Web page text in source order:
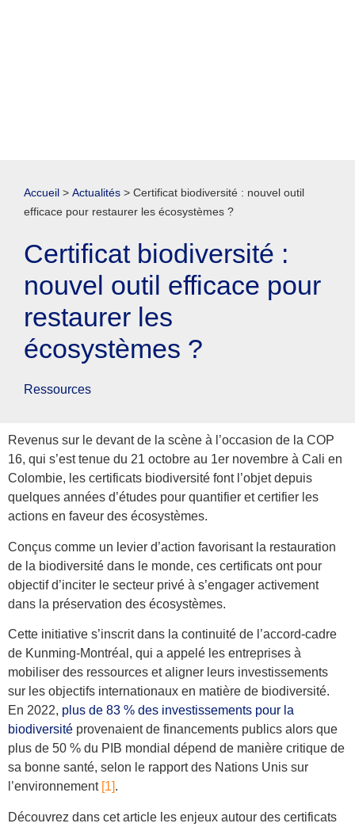
Accueil > Actualités > Certificat biodiversité : nouvel outil
efficace pour restaurer les écosystèmes ?
Certificat biodiversité :
nouvel outil efficace pour
restaurer les
écosystèmes ?
Ressources
Revenus sur le devant de la scène à l’occasion de la COP
16, qui s’est tenue du 21 octobre au 1er novembre à Cali en
Colombie, les certificats biodiversité font l’objet depuis
quelques années d’études pour quantifier et certifier les
actions en faveur des écosystèmes.
Conçus comme un levier d’action favorisant la restauration
de la biodiversité dans le monde, ces certificats ont pour
objectif d’inciter le secteur privé à s’engager activement
dans la préservation des écosystèmes.
Cette initiative s’inscrit dans la continuité de l’accord-cadre
de Kunming-Montréal, qui a appelé les entreprises à
mobiliser des ressources et aligner leurs investissements
sur les objectifs internationaux en matière de biodiversité.
En 2022, plus de 83 % des investissements pour la
biodiversité provenaient de financements publics alors que
plus de 50 % du PIB mondial dépend de manière critique de
sa bonne santé, selon le rapport des Nations Unis sur
l’environnement [1].
Découvrez dans cet article les enjeux autour des certificats